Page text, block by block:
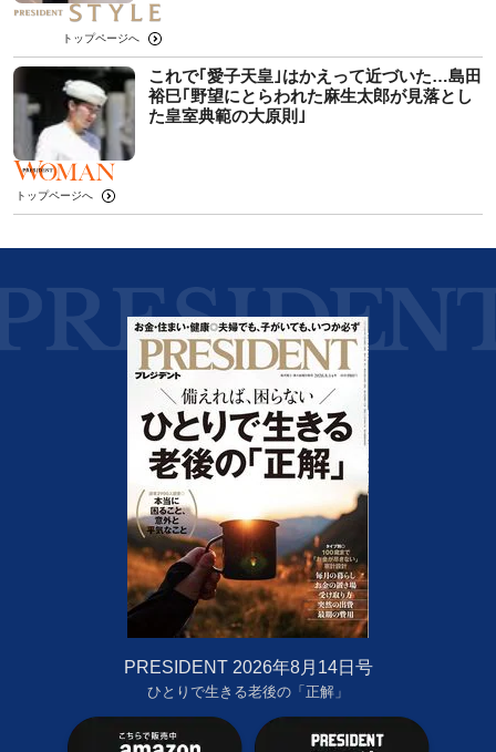
トップページへ
これで｢愛子天皇｣はかえって近づいた…島田
裕巳｢野望にとらわれた麻生太郎が見落とし
た皇室典範の大原則｣
トップページへ
PRESIDENT 2026年8月14日号
ひとりで生きる老後の「正解」